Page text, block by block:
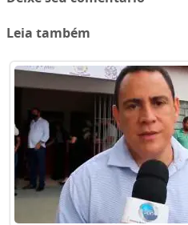
Leia também